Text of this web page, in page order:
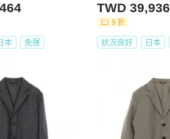
本 免運
TWD 39,936
9 折
狀況良好 日本